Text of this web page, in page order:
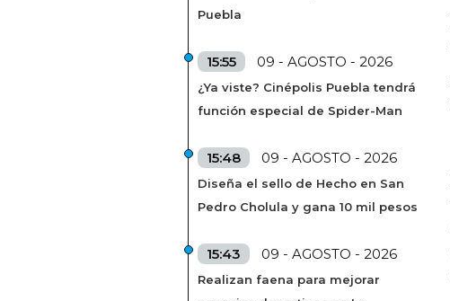
Puebla
15:55 09 - AGOSTO - 2026
¿Ya viste? Cinépolis Puebla tendrá
función especial de Spider-Man
15:48 09 - AGOSTO - 2026
Diseña el sello de Hecho en San
Pedro Cholula y gana 10 mil pesos
15:43 09 - AGOSTO - 2026
Realizan faena para mejorar